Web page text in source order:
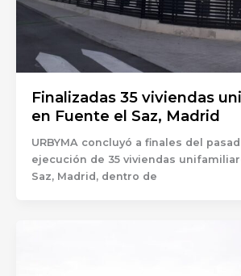
Finalizadas 35 viviendas
en Fuente el Saz, Madrid
URBYMA concluyó a finales del
ejecución de 35 viviendas
Saz, Madrid, dentro de